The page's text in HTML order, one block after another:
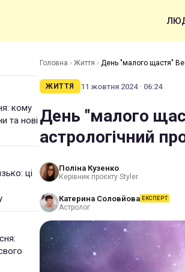
кому
та нові
ці
Головна › Життя › День "малого щастя"
ЖИТТЯ 11 жовтня 2024 · 06:24
День "малого
астрологічний
Поліна Кузенко
Керівник проєкту Styler
Катерина Соловйова ЕКСПЕРТ
Астролог